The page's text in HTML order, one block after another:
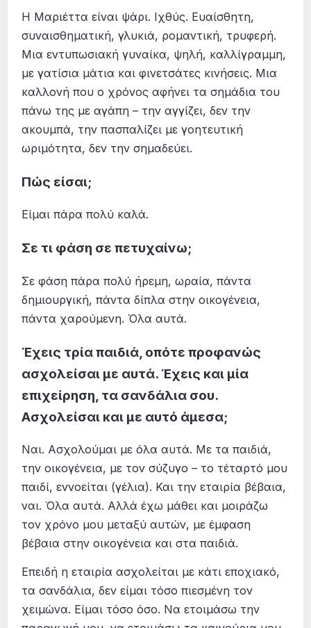
Η Μαριέττα είναι ψάρι. Ιχθύς. Ευαίσθητη,
συναισθηματική, γλυκιά, ρομαντική, τρυφερή.
Μια εντυπωσιακή γυναίκα, ψηλή, καλλίγραμμη,
με γατίσια μάτια και φινετσάτες κινήσεις. Μια
καλλονή που ο χρόνος αφήνει τα σημάδια του
πάνω της με αγάπη – την αγγίζει, δεν την
ακουμπά, την πασπαλίζει με γοητευτική
ωριμότητα, δεν την σημαδεύει.
Πώς είσαι;
Είμαι πάρα πολύ καλά.
Σε τι φάση σε πετυχαίνω;
Σε φάση πάρα πολύ ήρεμη, ωραία, πάντα
δημιουργική, πάντα δίπλα στην οικογένεια,
πάντα χαρούμενη. Όλα αυτά.
Έχεις τρία παιδιά, οπότε προφανώς
ασχολείσαι με αυτά. Έχεις και μία
επιχείρηση, τα σανδάλια σου.
Ασχολείσαι και με αυτό άμεσα;
Ναι. Ασχολούμαι με όλα αυτά. Με τα παιδιά,
την οικογένεια, με τον σύζυγο – το τέταρτό μου
παιδί, εννοείται (γέλια). Και την εταιρία βέβαια,
ναι. Όλα αυτά. Αλλά έχω μάθει και μοιράζω
τον χρόνο μου μεταξύ αυτών, με έμφαση
βέβαια στην οικογένεια και στα παιδιά.
Επειδή η εταιρία ασχολείται με κάτι εποχιακό,
τα σανδάλια, δεν είμαι τόσο πιεσμένη τον
χειμώνα. Είμαι τόσο όσο. Να ετοιμάσω την